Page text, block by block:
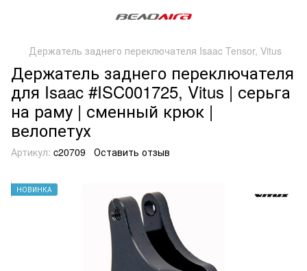
Держатель заднего переключателя Isaac Tensor, Vitus
Держатель заднего переключателя
для Isaac #ISC001725, Vitus | серьга
на раму | сменный крюк |
велопетух
Артикул: c20709 Оставить отзыв
НОВИНКА